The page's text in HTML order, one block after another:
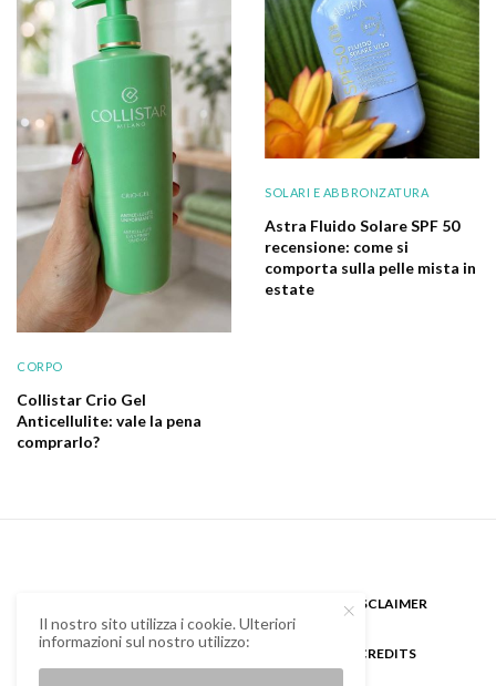
CORPO
Collistar Crio Gel
Anticellulite: vale la pena
comprarlo?
SOLARI E ABBRONZATURA
Astra Fluido Solare SPF 50
recensione: come si
comporta sulla pelle mista in
estate
DISCLAIMER
CREDITS
Il nostro sito utilizza i cookie. Ulteriori
informazioni sul nostro utilizzo: